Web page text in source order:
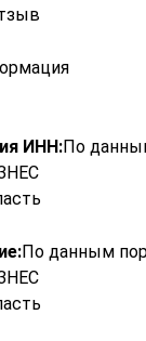
ИНН:По
По данным